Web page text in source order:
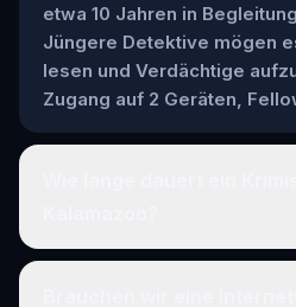
etwa 10 Jahren in
Jüngere Detektive mögen
lesen und Verdächtige
Zugang auf 2 Geräten,